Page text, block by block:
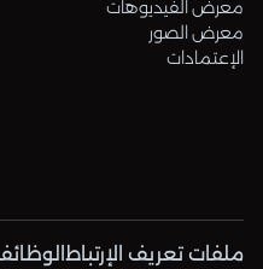
معرض الفيديوهات
معرض الصور
الإعتمادات
ملفات تعريف الإرتباط